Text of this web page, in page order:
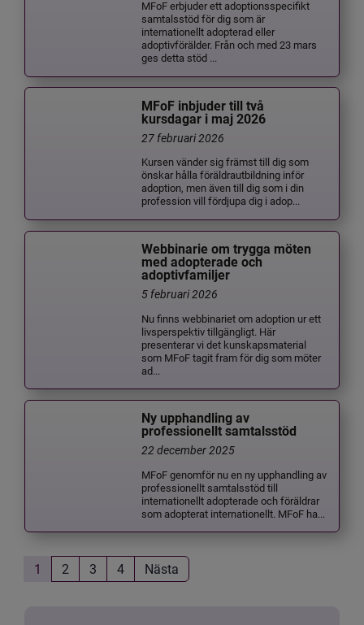
MFoF erbjuder ett adoptionsspecifikt
samtalsstöd för dig som är
internationellt adopterad eller
adoptivförälder. Från och med 23 mars
ges detta stöd ...
MFoF inbjuder till två
kursdagar i maj 2026
27 februari 2026
Kursen vänder sig främst till dig som
önskar hålla föräldrautbildning inför
adoption, men även till dig som i din
profession vill fördjupa dig i adop...
Webbinarie om trygga möten
med adopterade och
adoptivfamiljer
5 februari 2026
Nu finns webbinariet om adoption ur ett
livsperspektiv tillgängligt. Här
presenterar vi det kunskapsmaterial
som MFoF tagit fram för dig som möter
ad...
Ny upphandling av
professionellt samtalsstöd
22 december 2025
MFoF genomför nu en ny upphandling av
professionellt samtalsstöd till
internationellt adopterade och föräldrar
som adopterat internationellt. MFoF ha...
1 2 3 4 Nästa